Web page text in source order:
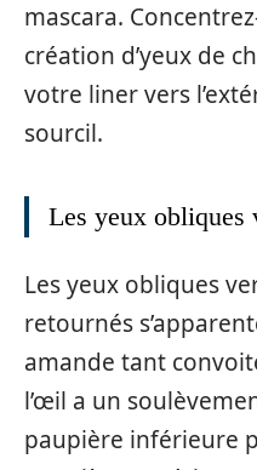
mascara.
création d’yeux de
votre liner vers
sourcil.
Les yeux obliques
Les yeux obliques
retournés
amande tant
l’œil a un
paupière inférieure